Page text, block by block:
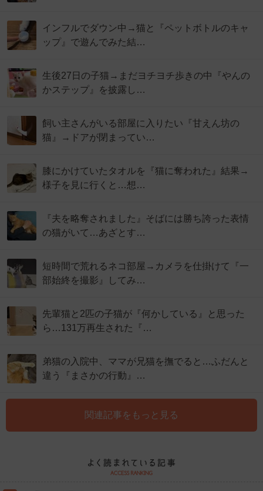
インフルでダウン中→猫と『ペットボトルのキャ
ップ』で遊んでみた結…
生後27日の子猫→まだヨチヨチ歩きの中『やんの
かステップ』を披露し…
飼い主さんがいる部屋に入りたい『甘えん坊の
猫』→ドアが閉まってい…
膝にかけていたタオルを『猫に奪われた』結果→
様子を見に行くと…想…
『夫を略奪されました』そばには勝ち誇った表情
の猫がいて…あざとす…
短時間で荒れるネコ部屋→カメラを仕掛けて『一
部始終を撮影』してみ…
先輩猫と2匹の子猫が『何かしている』と思った
ら…131万再生された『…
弟猫の入院中、ママが兄猫を撫でると…ふだんと
違う『まさかの行動』…
関連記事をもっと見る